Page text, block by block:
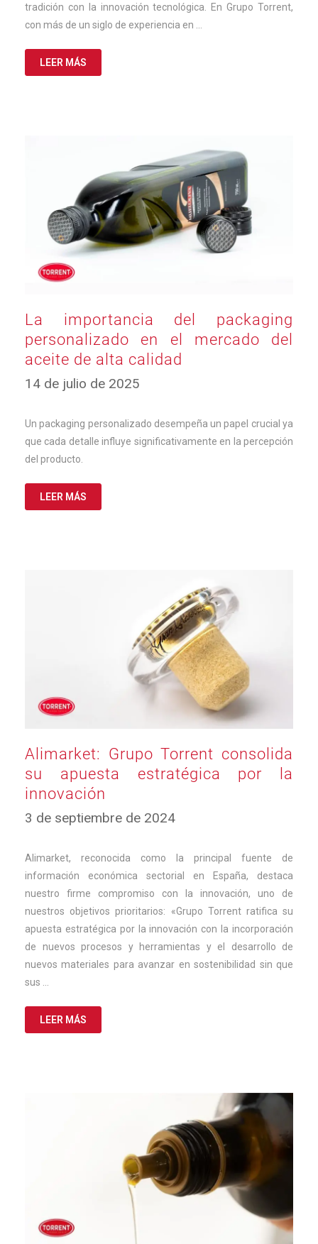
tradición con la innovación tecnológica. En Grupo Torrent,
con más de un siglo de experiencia en …
LEER MÁS
La importancia del packaging
personalizado en el mercado del
aceite de alta calidad
14 de julio de 2025
de
2025
Un packaging personalizado desempeña un papel crucial ya
que cada detalle influye significativamente en la percepción
del producto.
LEER MÁS
Alimarket: Grupo Torrent consolida
su apuesta estratégica por la
innovación
3 de septiembre de 2024
de
2024
Alimarket, reconocida como la principal fuente de
información económica sectorial en España, destaca
nuestro firme compromiso con la innovación, uno de
nuestros objetivos prioritarios: «Grupo Torrent ratifica su
apuesta estratégica por la innovación con la incorporación
de nuevos procesos y herramientas y el desarrollo de
nuevos materiales para avanzar en sostenibilidad sin que
sus …
LEER MÁS